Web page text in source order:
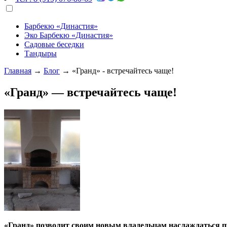
Барбекю «Династия»
Эко Барбекю «Династия»
Садовые беседки
Тандыры
Главная → Блог → «Гранд» - встречайтесь чаще!
«Гранд» — встречайтесь чаще!
«Гранд» позволит своим новым владельцам наслаждаться